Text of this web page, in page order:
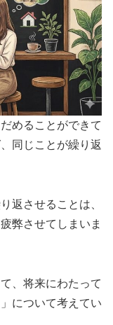
めることができて
同じことが繰り返
返させることは、
弊させてしまいま
、将来にわたって
について考えてい